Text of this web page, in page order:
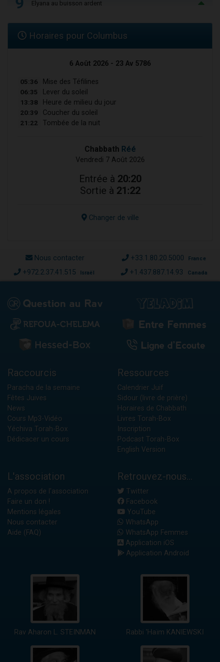
Elyana au buisson ardent
Horaires pour Columbus
6 Août 2026 - 23 Av 5786
05:36 Mise des Téfilines
06:35 Lever du soleil
13:38 Heure de milieu du jour
20:39 Coucher du soleil
21:22 Tombée de la nuit
Chabbath Réé
Vendredi 7 Août 2026
Entrée à 20:20
Sortie à 21:22
Changer de ville
Nous contacter +33.1.80.20.5000 France
+972.2.37.41.515 Israël +1.437.887.14.93 Canada
Raccourcis
Paracha de la semaine
Fêtes Juives
News
Cours Mp3-Vidéo
Yéchiva Torah-Box
Dédicacer un cours
Ressources
Calendrier Juif
Sidour (livre de prière)
Horaires de Chabbath
Livres Torah-Box
Inscription
Podcast Torah-Box
English Version
L'association
A propos de l'association
Faire un don !
Mentions légales
Nous contacter
Aide (FAQ)
Retrouvez-nous...
Twitter
Facebook
YouTube
WhatsApp
WhatsApp Femmes
Application iOS
Application Android
Rav Aharon L. STEINMAN Rabbi 'Haïm KANIEWSKI